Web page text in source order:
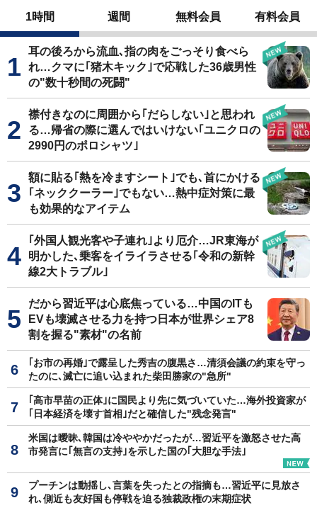
1時間 週間 無料会員 有料会員
耳の後ろから流血､指の肉をごっそり食べら
れ…クマに｢猪木キック｣で応戦した36歳男性
の"数十秒間の死闘"
襟付きなのに周囲から｢だらしない｣と思われ
る…帰省の際に選んではいけない｢ユニクロの
2990円のポロシャツ｣
額に貼る｢熱を冷ますシート｣でも､首にかける
｢ネッククーラー｣でもない…熱中症対策に最
も効果的なアイテム
｢外国人観光客や子連れ｣より厄介…JR東海が
明かした､乗客をイライラさせる｢令和の新幹
線2大トラブル｣
だから習近平は心底焦っている…中国のITも
EVも壊滅させる力を持つ日本が世界シェア8
割を握る"素材"の名前
｢お市の再婚｣で露呈した秀吉の腹黒さ…清須会議の約束を守っ
たのに､滅亡に追い込まれた柴田勝家の"急所"
｢高市早苗の正体｣に国民より先に気づいていた…海外投資家が
｢日本経済を壊す首相｣だと確信した"残念発言"
米国は曖昧､韓国は冷ややかだったが…習近平を激怒させた高
市発言に｢無言の支持｣を示した国の｢大胆な手法｣
プーチンは動揺し､言葉を失ったとの指摘も…習近平に見放さ
れ､側近も友好国も停戦を迫る独裁政権の末期症状